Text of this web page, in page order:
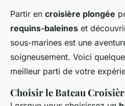
Partir en croisière plongée
requins-baleines et
sous-marines est une
soigneusement. Voici
meilleur parti de votre
Choisir le Bateau